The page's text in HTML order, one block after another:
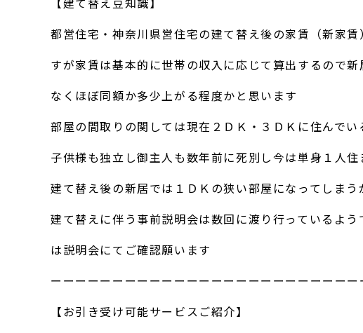
都営住宅・神奈川県営住宅の建て替え後の家賃（新家
すが家賃は基本的に世帯の収入に応じて算出するので
なくほぼ同額か多少上がる程度かと思います
部屋の間取りの関しては現在２ＤＫ・３ＤＫに住んでい
子供様も独立し御主人も数年前に死別し今は単身１人
建て替え後の新居では１ＤＫの狭い部屋になってしまう
建て替えに伴う事前説明会は数回に渡り行っているよ
は説明会にてご確認願います
ーーーーーーーーーーーーーーーーーーーーーーーー
【お引き受け可能サービスご紹介】